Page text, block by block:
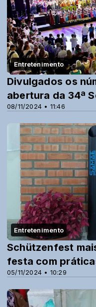
Entretenimento
08/11/2024 • 11:46
Divulgados os
abertura da 34ª
Entretenimento
05/11/2024 • 10:29
Schützenfest
festa com